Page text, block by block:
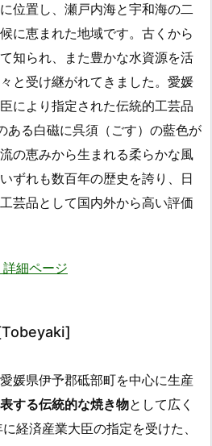
位置し、瀬戸内海と宇和海の二
に恵まれた地域です。古くから
知られ、また豊かな水資源を活
と受け継がれてきました。愛媛
により指定された伝統的工芸品
ある白磁に呉須（ごす）の藍色が
の恵みから生まれる柔らかな風
ずれも数百年の歴史を誇り、日
芸品として国内外から高い評価
細ページ
媛県伊予郡砥部町を中心に生産
する伝統的な焼き物として広く
経済産業大臣の指定を受けた、